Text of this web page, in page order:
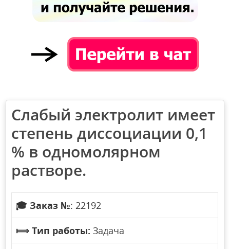
Слабый электролит имеет
степень диссоциации 0,1
% в одномолярном
растворе.
🎓 Заказ №: 22192
⟾ Тип работы: Задача